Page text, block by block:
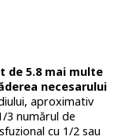
de 5.8 mai multe
necesarului
aproximativ
3 numărul de
cu 1/2 sau